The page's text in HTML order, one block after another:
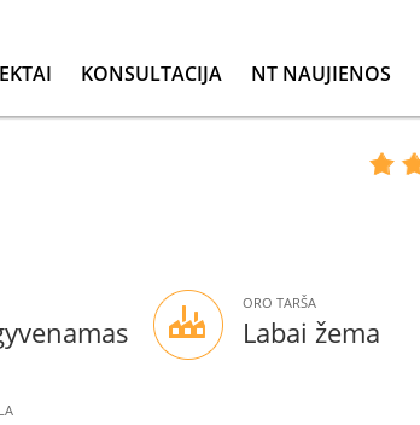
KONSULTACIJA NT NAUJIENOS
ORO TARŠA
Labai žema